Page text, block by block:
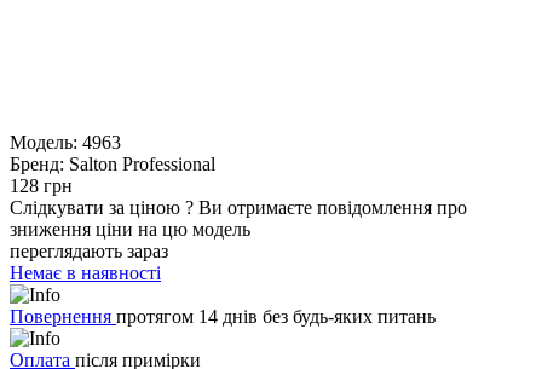
Модель: 4963
Бренд: Salton Professional
128 грн
Слідкувати за ціною ? Ви отримаєте повідомлення про
зниження ціни на цю модель
переглядають зараз
Немає в наявності
Повернення протягом 14 днів без будь-яких питань
Оплата після примірки